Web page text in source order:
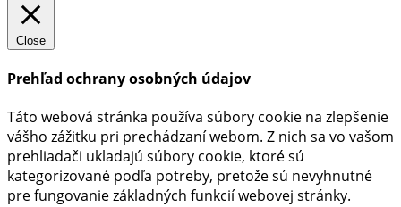
Close
Prehľad ochrany osobných údajov
Táto webová stránka používa súbory cookie na zlepšenie
vášho zážitku pri prechádzaní webom. Z nich sa vo vašom
prehliadači ukladajú súbory cookie, ktoré sú
kategorizované podľa potreby, pretože sú nevyhnutné
pre fungovanie základných funkcií webovej stránky.